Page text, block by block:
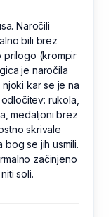
Naročili
bili brez
prilogo (krompir
je naročila
njoki kar se je na
rukola,
medaljoni brez
skrivale
se jih usmili.
začinjeno
soli.